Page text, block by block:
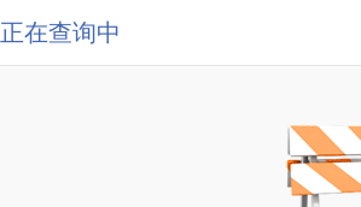
正在查询中